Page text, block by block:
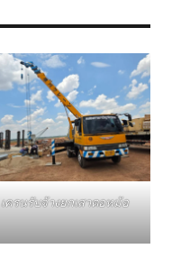
เครนรับจ้างยกเสาตอหม้อ